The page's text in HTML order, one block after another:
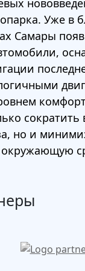
Уже в
Самары
сократить
но и
окружающую